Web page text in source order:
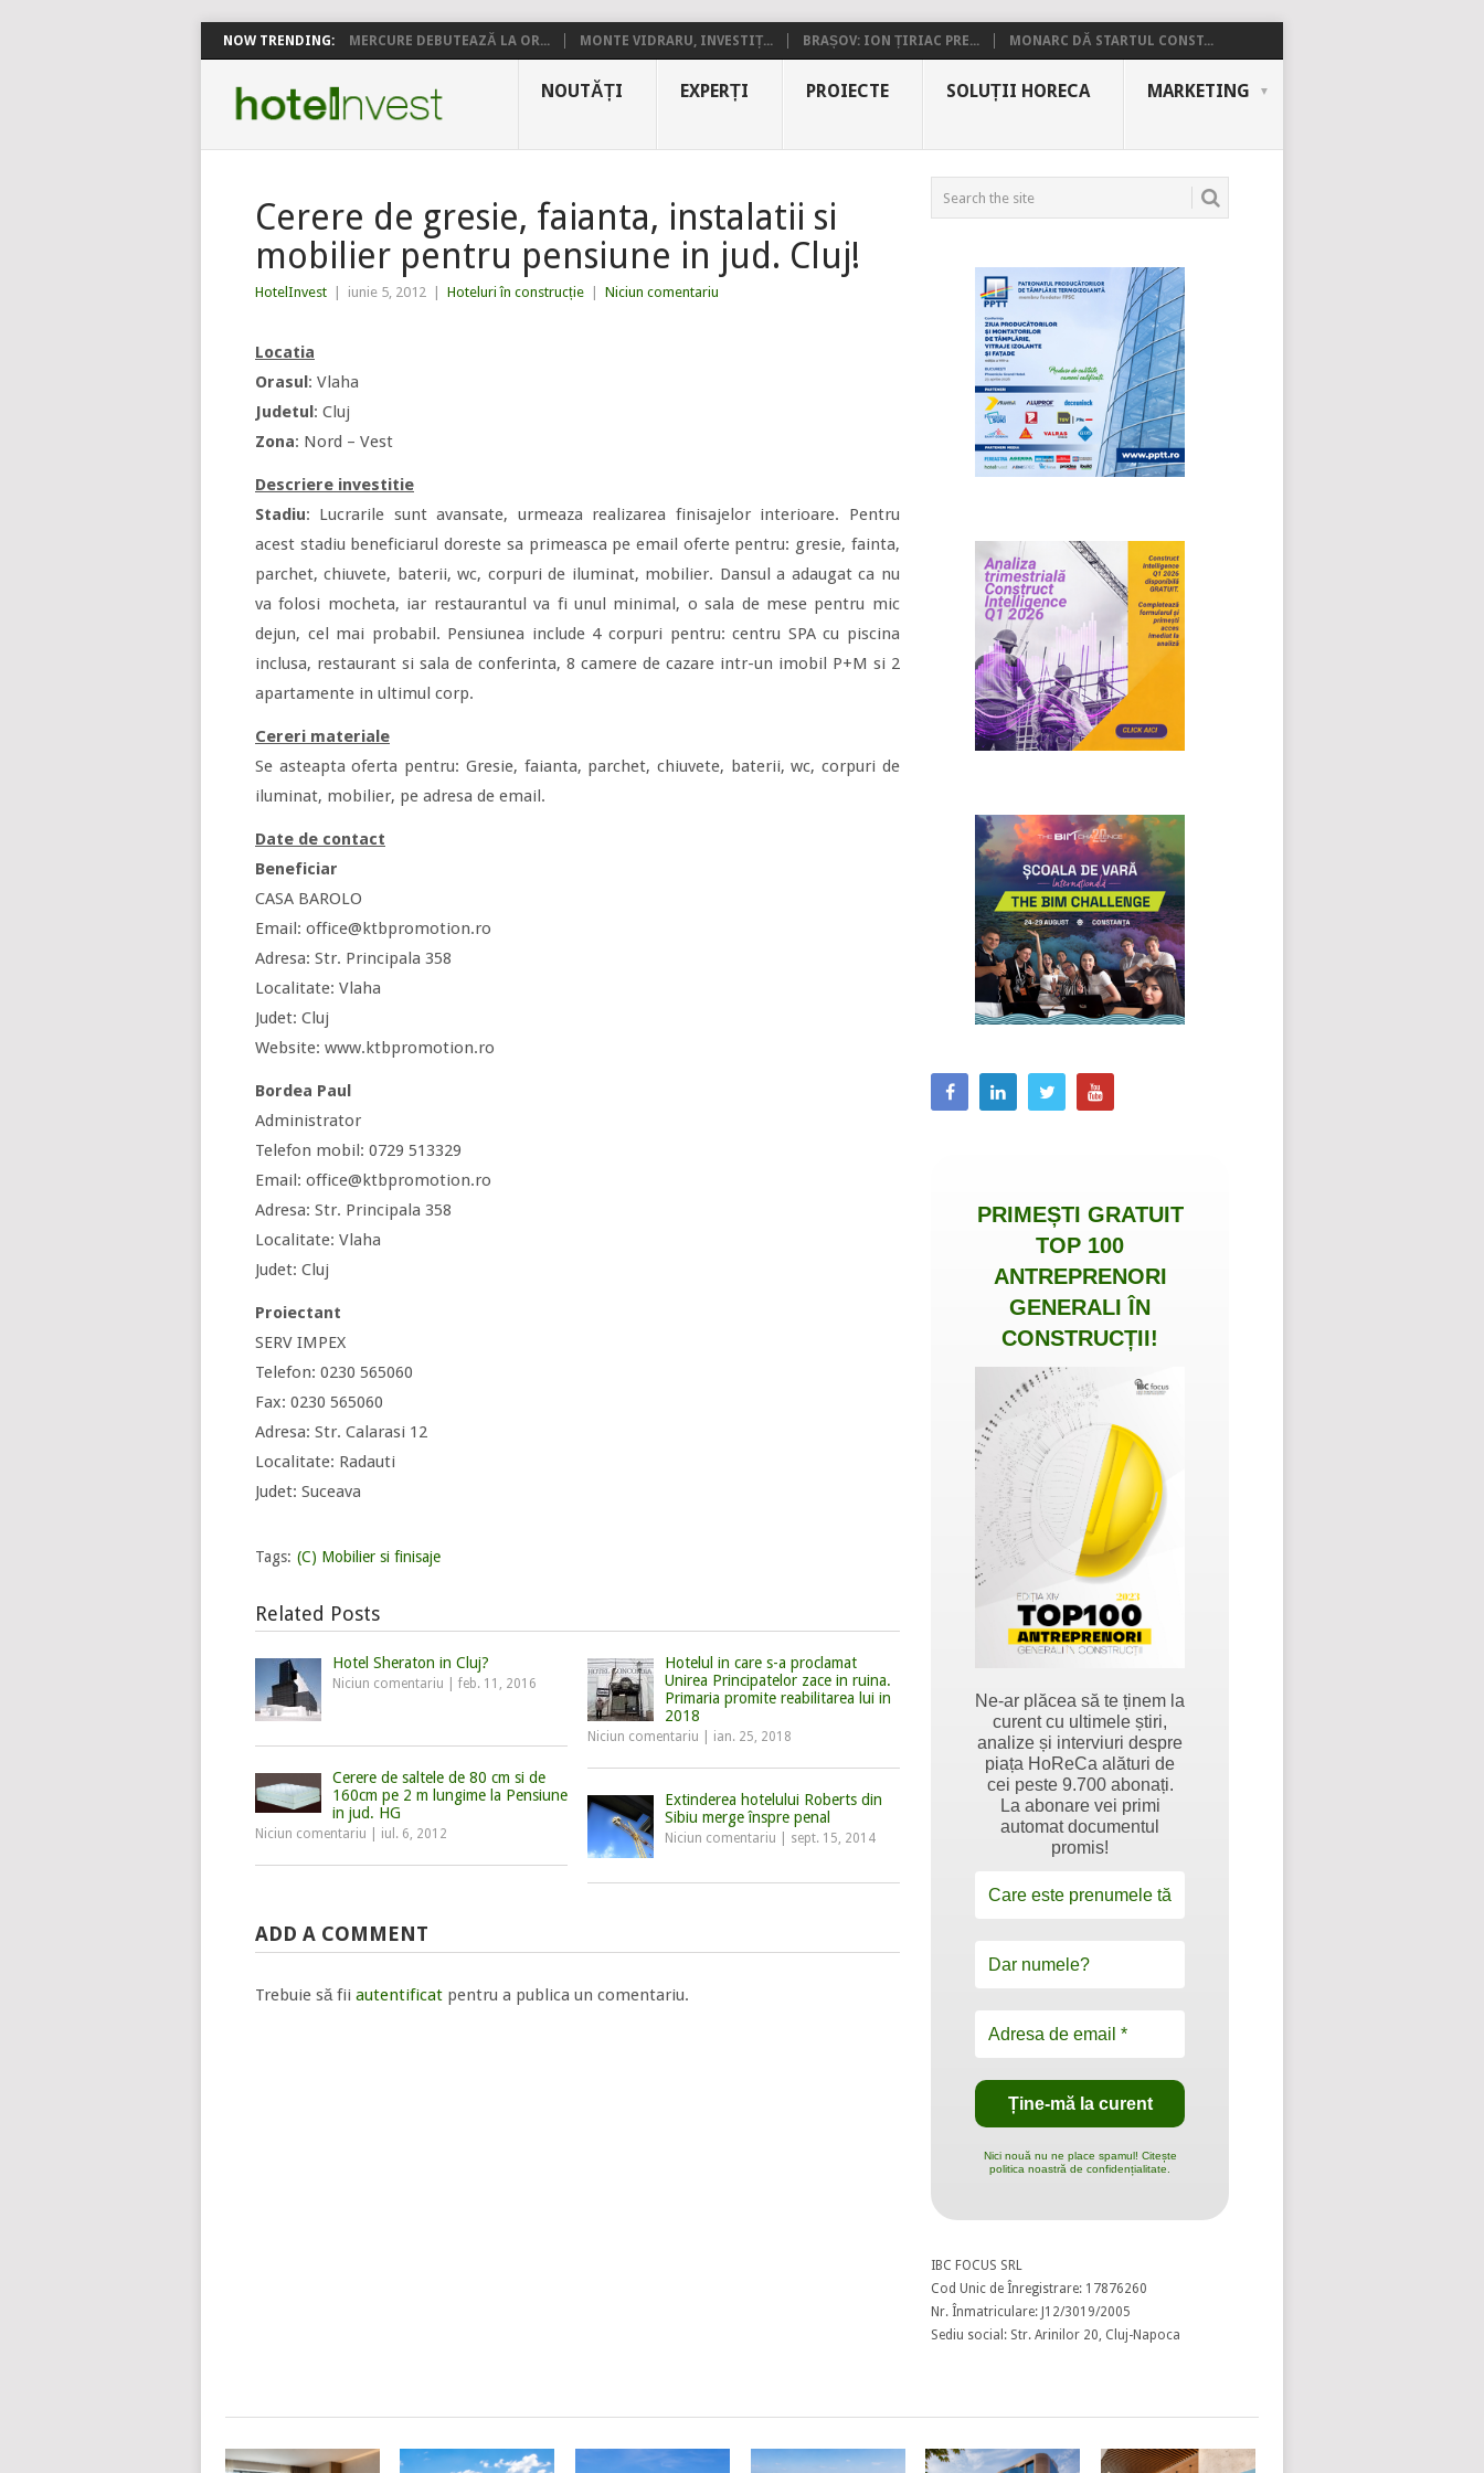
NOW TRENDING: MERCURE DEBUTEAZĂ LA OR... MONTE VIDRARU, INVESTIȚ... BRAȘOV: ION ȚIRIAC PRE... MONARC DĂ STARTUL CONST...
NOUTĂȚI EXPERȚI PROIECTE SOLUȚII HORECA MARKETING
Cerere de gresie, faianta, instalatii si
mobilier pentru pensiune in jud. Cluj!
HotelInvest iunie 5, 2012 Hoteluri în construcție Niciun comentariu
Locatia
Orasul: Vlaha
Judetul: Cluj
Zona: Nord – Vest
Descriere investitie
Stadiu: Lucrarile sunt avansate, urmeaza realizarea finisajelor interioare. Pentru
acest stadiu beneficiarul doreste sa primeasca pe email oferte pentru: gresie, fainta,
parchet, chiuvete, baterii, wc, corpuri de iluminat, mobilier. Dansul a adaugat ca nu
va folosi mocheta, iar restaurantul va fi unul minimal, o sala de mese pentru mic
dejun, cel mai probabil. Pensiunea include 4 corpuri pentru: centru SPA cu piscina
inclusa, restaurant si sala de conferinta, 8 camere de cazare intr-un imobil P+M si 2
apartamente in ultimul corp.
Cereri materiale
Se asteapta oferta pentru: Gresie, faianta, parchet, chiuvete, baterii, wc, corpuri de
iluminat, mobilier, pe adresa de email.
Date de contact
Beneficiar
CASA BAROLO
Email: office@ktbpromotion.ro
Adresa: Str. Principala 358
Localitate: Vlaha
Judet: Cluj
Website: www.ktbpromotion.ro
Bordea Paul
Administrator
Telefon mobil: 0729 513329
Email: office@ktbpromotion.ro
Adresa: Str. Principala 358
Localitate: Vlaha
Judet: Cluj
Proiectant
SERV IMPEX
Telefon: 0230 565060
Fax: 0230 565060
Adresa: Str. Calarasi 12
Localitate: Radauti
Judet: Suceava
Tags: (C) Mobilier si finisaje
Related Posts
Hotel Sheraton in Cluj?
Niciun comentariu feb. 11, 2016
Hotelul in care s-a proclamat
Unirea Principatelor zace in ruina.
Primaria promite reabilitarea lui in
2018
Niciun comentariu ian. 25, 2018
Cerere de saltele de 80 cm si de
160cm pe 2 m lungime la Pensiune
in jud. HG
Niciun comentariu iul. 6, 2012
Extinderea hotelului Roberts din
Sibiu merge înspre penal
Niciun comentariu sept. 15, 2014
ADD A COMMENT
Trebuie să fii autentificat pentru a publica un comentariu.
PRIMEȘTI GRATUIT
TOP 100
ANTREPRENORI
GENERALI ÎN
CONSTRUCȚII!
Ne-ar plăcea să te ținem la
curent cu ultimele știri,
analize și interviuri despre
piața HoReCa alături de
cei peste 9.700 abonați.
La abonare vei primi
automat documentul
promis!
Nici nouă nu ne place spamul! Citește
politica noastră de confidențialitate.
IBC FOCUS SRL
Cod Unic de Înregistrare: 17876260
Nr. Înmatriculare: J12/3019/2005
Sediu social: Str. Arinilor 20, Cluj-Napoca